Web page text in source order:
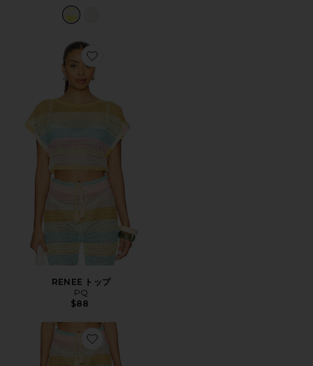
Favorite RENEE トップ
RENEE トップ
PQ
$88
Favorite BREE パンツ